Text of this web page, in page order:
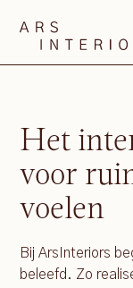
Het
voor
voelen
Bij ArsInteriors
beleefd. Zo